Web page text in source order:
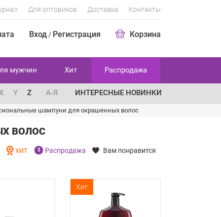
Для оптовиков Доставка Контакты
Вход / Регистрация Корзина
мужчин Хит Распродажа
Y Z А-Я ИНТЕРЕСНЫЕ НОВИНКИ
шампуни для окрашенных волос
ВОЛОС
ХИТ Распродажа Вам понравится
Хит